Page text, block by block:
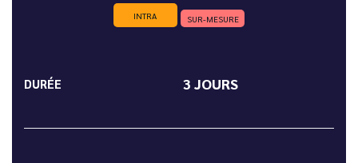
INTRA SUR-MESURE
DURÉE 3 JOURS